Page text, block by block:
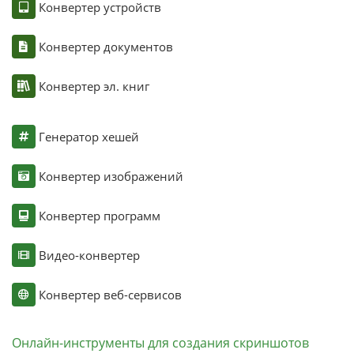
Конвертер устройств
Конвертер документов
Конвертер эл. книг
Генератор хешей
Конвертер изображений
Конвертер программ
Видео-конвертер
Конвертер веб-сервисов
Онлайн-инструменты для создания скриншотов